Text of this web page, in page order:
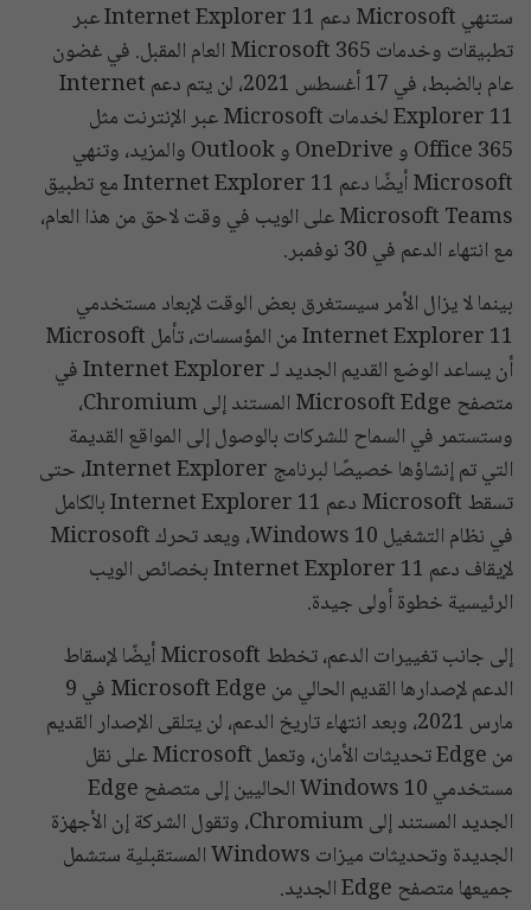
ستنهي Microsoft دعم Internet Explorer 11 عبر
تطبيقات وخدمات Microsoft 365 العام المقبل. في غضون
عام بالضبط، في 17 أغسطس 2021، لن يتم دعم Internet
Explorer 11 لخدمات Microsoft عبر الإنترنت مثل
Office 365 و OneDrive و Outlook والمزيد، وتنهي
Microsoft أيضًا دعم Internet Explorer 11 مع تطبيق
Microsoft Teams على الويب في وقت لاحق من هذا العام،
مع انتهاء الدعم في 30 نوفمبر.
بينما لا يزال الأمر سيستغرق بعض الوقت لإبعاد مستخدمي
Internet Explorer 11 من المؤسسات، تأمل Microsoft
أن يساعد الوضع القديم الجديد لـ Internet Explorer في
متصفح Microsoft Edge المستند إلى Chromium،
وستستمر في السماح للشركات بالوصول إلى المواقع القديمة
التي تم إنشاؤها خصيصًا لبرنامج Internet Explorer، حتى
تسقط Microsoft دعم Internet Explorer 11 بالكامل
في نظام التشغيل Windows 10، ويعد تحرك Microsoft
لإيقاف دعم Internet Explorer 11 بخصائص الويب
الرئيسية خطوة أولى جيدة.
إلى جانب تغييرات الدعم، تخطط Microsoft أيضًا لإسقاط
الدعم لإصدارها القديم الحالي من Microsoft Edge في 9
مارس 2021، وبعد انتهاء تاريخ الدعم، لن يتلقى الإصدار القديم
من Edge تحديثات الأمان، وتعمل Microsoft على نقل
مستخدمي Windows 10 الحاليين إلى متصفح Edge
الجديد المستند إلى Chromium، وتقول الشركة إن الأجهزة
الجديدة وتحديثات ميزات Windows المستقبلية ستشمل
جميعها متصفح Edge الجديد.